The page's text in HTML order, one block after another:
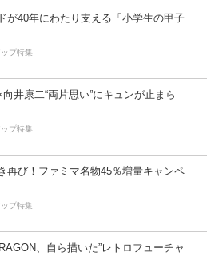
が40年にわたり支える「小学生の甲子
プ特集
井康二“両片思い”にキュンが止まら
プ特集
再び！ファミマ名物45％増量キャンペ
プ特集
、自ら描いた”レトロフューチャ